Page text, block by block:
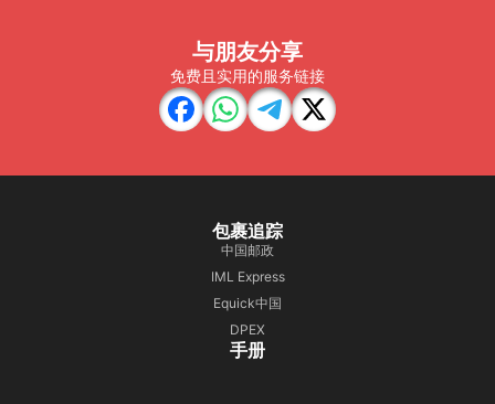
与朋友分享
免费且实用的服务链接
包裹追踪
中国邮政
IML Express
Equick中国
DPEX
手册